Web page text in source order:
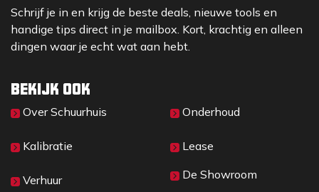
Schrijf je in en krijg de beste deals, nieuwe tools en
handige tips direct in je mailbox. Kort, krachtig en alleen
dingen waar je echt wat aan hebt.
Bekijk ook
Over Sc​huurhuis
Kalibratie
Verhuur
Onderhoud
Lease
De Showroom